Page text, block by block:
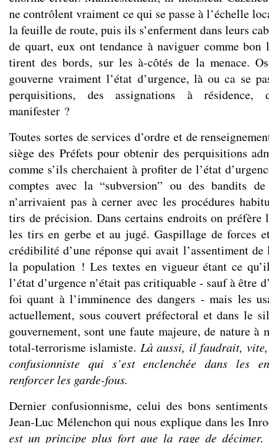
ne contrôlent vraiment ce qui se passe à l’échelle
la feuille de route, puis ils s’enferment dans leurs
de quart, eux ont tendance à naviguer comme
tirent des bords, sur les à-côtés de la menace.
gouverne vraiment l’état d’urgence, là ou ca se
perquisitions, des assignations à résidence,
manifester ?
Toutes sortes de services d’ordre et de
siège des Préfets pour obtenir des perquisitions
comme s’ils cherchaient à profiter de l’état
comptes avec la “subversion” ou des bandits
n’arrivaient pas à cerner avec les procédures
tirs de précision. Dans certains endroits on préfère
les tirs en gerbe et au jugé. Gaspillage de forces
crédibilité d’une réponse qui avait l’assentiment
la population ! Les textes en vigueur étant ce
l’état d’urgence n’était pas critiquable - sauf à être
foi quant à l’imminence des dangers - mais les
actuellement, sous couvert préfectoral et dans le
gouvernement, sont une faute majeure, de nature à
total-terrorisme islamiste. Là aussi, il faudrait,
confusionniste qui s’est enclenchée dans les
renforcer les garde-fous.
Dernier confusionnisme, celui des bons
Jean-Luc Mélenchon qui nous explique dans les
est un principe plus fort que la rage de